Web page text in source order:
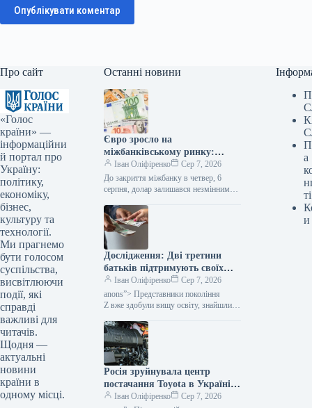
Опублікувати коментар
Про сайт
«Голос
країни» —
інформаційни
й портал про
Україну:
політику,
економіку,
бізнес,
культуру та
технології.
Ми прагнемо
бути голосом
суспільства,
висвітлюючи
події, які
справді
важливі для
читачів.
Щодня —
актуальні
новини
країни в
одному місці.
Останні новини
Євро зросло на
міжбанківському ринку:
вартість валют на вечір –
Мінфін
Іван Оліфіренко
Сер 7, 2026
До закриття міжбанку в четвер, 6
серпня, долар залишався незмінним
в продажу, євро подорожчало на 1
копійку в покупці та на 2 копійки…
Дослідження: Дві третини
батьків підтримують своїх
дорослих дітей з покоління Z
фінансово.
Іван Оліфіренко
Сер 7, 2026
anons”> Представники покоління
Z вже здобули вищу освіту, знайшли
активно займаються пошуком, проте
це не забезпечує їм фінансової
самостійності.…
Росія зруйнувала центр
постачання Toyota в Україні:
можуть бути перебої з
Іван Оліфіренко
Сер 7, 2026
а
ті
и